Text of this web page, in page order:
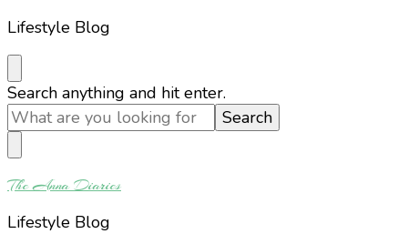
Lifestyle Blog
Looking
for
Something?
Search anything and hit enter.
The Anna Diaries
Lifestyle Blog